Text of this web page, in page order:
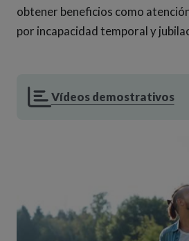
obtener beneficios como
por incapacidad temporal y
Vídeos demostrativos